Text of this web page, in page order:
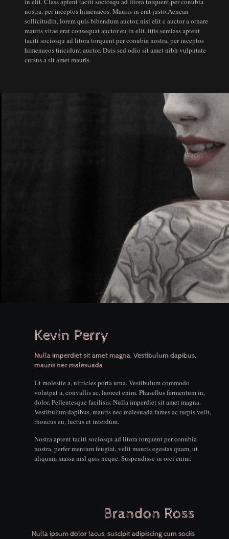
nostra, per inceptos himenaeos. Mauris in erat justo.Aenean
sollicitudin, lorem quis bibendum auctor, nisi elit c auctor a ornare
mauris vitae erat consequat auctor eu in elit. ittis semlass aptent
taciti sociosqu ad litora torquent per conubia nostra, per inceptos
himenaeos tincidunt auctor. Duis sed odio sit amet nibh vulputate
cursus a sit amet mauris.
Kevin Perry
Nulla imperdiet sit amet magna. Vestibulum dapibus,
mauris nec malesuada
Ut molestie a, ultricies porta urna. Vestibulum commodo
volutpat a, convallis ac, laoreet enim. Phasellus fermentum in,
dolor. Pellentesque facilisis. Nulla imperdiet sit amet magna.
Vestibulum dapibus, mauris nec malesuada fames ac turpis velit,
rhoncus eu, luctus et interdum.
Nostra aptent taciti sociosqu ad litora torquent per conubia
nostra, perfer mentum feugiat, velit mauris egestas quam, ut
aliquam massa nisl quis neque. Suspendisse in orci enim.
Brandon Ross
Nulla ipsum dolor lacus, suscipit adipiscing cum sociis